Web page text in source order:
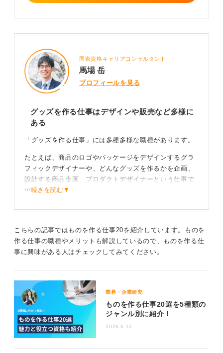
ントで販売するための提案をおこなう仕事です。ECサイ
種です。キャラクターやブランドの使用許可を管理する
仕事で、他社とのコラボグッズを作る際の契約や著作権
管理などをおこないます。
六つ目は、ECサイト運営、マーケティングの仕事です。
略立案やサイト管理をおこないます。SNSやWeb広告と
連携してグッズの魅力を発信します。
みよう
これだけ見ても、グッズ販売には非常に幅広い職種があ
ることがわかると思います。まずは自身がかかわりたい
書を作成してみるのも良いでしょう。
可能であれば、アルバイトや派遣、インターンなどでグ
進められているのかがわかり、非常に有利になるでしょ
う。
0
国家資格キャリアコンサルタント
馬場 岳
プロフィールを見る
グッズを作る仕事はデザインや販売など多様に
ある
「グッズを作る仕事」には多種多様な職種があります。
たとえば、商品のロゴやパッケージをデザインするグラ
フィックデザイナーや、どんなグッズを作るかを企画、
設計する商品企画、プロダクトデザイナーという仕事で
す。
す。トレンドを読み解き、売れる商品を構想する力や、
予算を管理するビジネス視点が求められます。
ほかにも、実際にグッズを製作する製造スタッフや、Tシ
ャツなどにデザインを印刷するプリントオペレーターと
いった職種もあり、現場で実践的な経験を重ねながらス
キルを身に付けることができます。
未経験でも大丈夫！ まずはグッズ作りを経験してみ
よう
未経験からこの分野を目指すなら、まず自分でグッズを
⋯続きを読む▼
こちらの記事ではものを作る仕事20を紹介しています。ものを
作る仕事の職種やメリットも解説しているので、ものを作る仕
事に興味がある人はチェックしてみてください。
業界・企業研究
ものを作る仕事20選を5種類の
ジャンル別に紹介！
2026.6.12